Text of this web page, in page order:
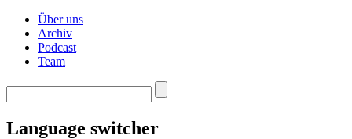
Über uns
Archiv
Podcast
Team
Language switcher